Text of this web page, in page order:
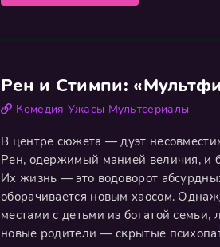
Рен и Стимпи:
Комедия Ужасы Мультсериалы
В центре сюжета — дуэт
Рен, одержимый манией величия, и
Их жизнь — это водоворот
оборачивается новым хаосом.
местами с детьми из богатой
новые родители — скрытые